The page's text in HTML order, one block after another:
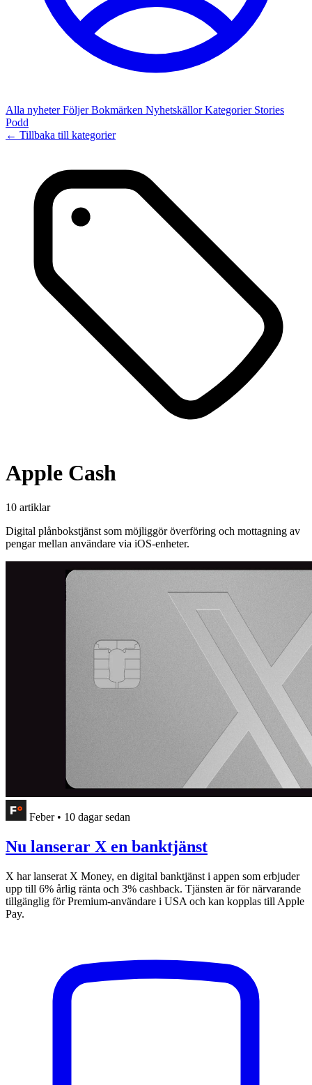
Alla nyheterFöljerBokmärken NyhetskällorKategorier Stories
Podd
← Tillbaka till kategorier
Apple Cash
10 artiklar
Digital plånbokstjänst som möjliggör överföring och mottagning av
pengar mellan användare via iOS-enheter.
Feber • 10 dagar sedan
Nu lanserar X en banktjänst
X har lanserat X Money, en digital banktjänst i appen som erbjuder
upp till 6% årlig ränta och 3% cashback. Tjänsten är för närvarande
tillgänglig för Premium-användare i USA och kan kopplas till Apple
Pay.